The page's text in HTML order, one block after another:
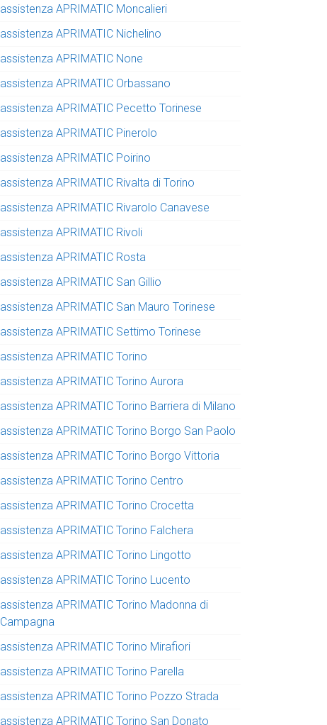
assistenza APRIMATIC Moncalieri
assistenza APRIMATIC Nichelino
assistenza APRIMATIC None
assistenza APRIMATIC Orbassano
assistenza APRIMATIC Pecetto Torinese
assistenza APRIMATIC Pinerolo
assistenza APRIMATIC Poirino
assistenza APRIMATIC Rivalta di Torino
assistenza APRIMATIC Rivarolo Canavese
assistenza APRIMATIC Rivoli
assistenza APRIMATIC Rosta
assistenza APRIMATIC San Gillio
assistenza APRIMATIC San Mauro Torinese
assistenza APRIMATIC Settimo Torinese
assistenza APRIMATIC Torino
assistenza APRIMATIC Torino Aurora
assistenza APRIMATIC Torino Barriera di Milano
assistenza APRIMATIC Torino Borgo San Paolo
assistenza APRIMATIC Torino Borgo Vittoria
assistenza APRIMATIC Torino Centro
assistenza APRIMATIC Torino Crocetta
assistenza APRIMATIC Torino Falchera
assistenza APRIMATIC Torino Lingotto
assistenza APRIMATIC Torino Lucento
assistenza APRIMATIC Torino Madonna di
Campagna
assistenza APRIMATIC Torino Mirafiori
assistenza APRIMATIC Torino Parella
assistenza APRIMATIC Torino Pozzo Strada
assistenza APRIMATIC Torino San Donato